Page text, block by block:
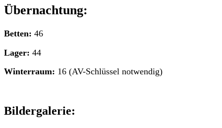
Übernachtung:
Betten: 46
Lager: 44
Winterraum: 16 (AV-Schlüssel notwendig)
Bildergalerie: